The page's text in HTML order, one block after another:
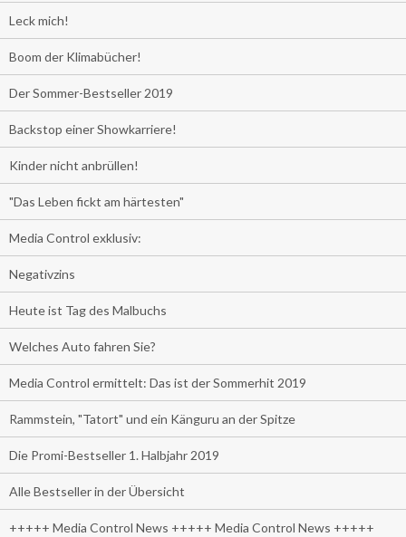
Leck mich!
Boom der Klimabücher!
Der Sommer-Bestseller 2019
Backstop einer Showkarriere!
Kinder nicht anbrüllen!
"Das Leben fickt am härtesten"
Media Control exklusiv:
Negativzins
Heute ist Tag des Malbuchs
Welches Auto fahren Sie?
Media Control ermittelt: Das ist der Sommerhit 2019
Rammstein, "Tatort" und ein Känguru an der Spitze
Die Promi-Bestseller 1. Halbjahr 2019
Alle Bestseller in der Übersicht
+++++ Media Control News +++++ Media Control News +++++